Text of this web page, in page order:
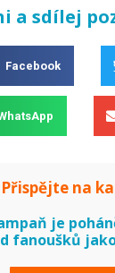
a sdílej
Facebook
Přispějte na
je
fanoušků